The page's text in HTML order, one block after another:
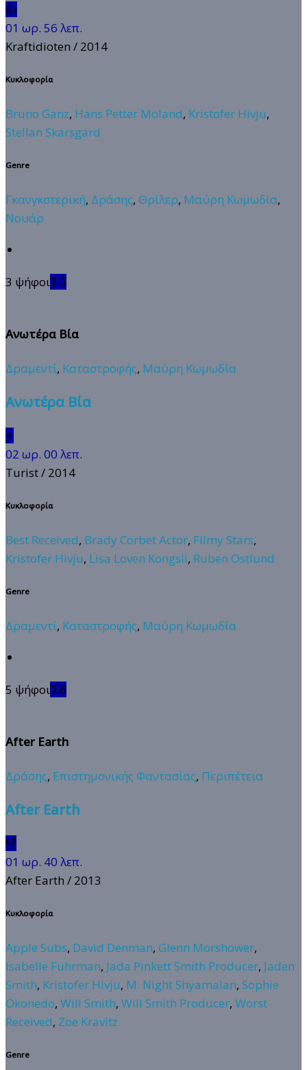
👍
01 ωρ. 56 λεπ.
Kraftidioten / 2014
Κυκλοφορία
Bruno Ganz, Hans Petter Moland, Kristofer Hivju,
Stellan Skarsgard
Genre
Γκανγκστερική, Δράσης, Θρίλερ, Μαύρη Κωμωδία,
Νουάρ
3 ψήφοι3.3
Ανωτέρα Βία
Δραμεντί, Καταστροφής, Μαύρη Κωμωδία
Ανωτέρα Βία
⭐
02 ωρ. 00 λεπ.
Turist/ 2014
Κυκλοφορία
Best Received, Brady Corbet Actor, Filmy Stars,
Kristofer Hivju, Lisa Loven Kongsli, Ruben Ostlund
Genre
Δραμεντί, Καταστροφής, Μαύρη Κωμωδία
5 ψήφοι3.6
After Earth
Δράσης, Επιστημονικής Φαντασίας, Περιπέτεια
After Earth
👎
01 ωρ. 40 λεπ.
After Earth / 2013
Κυκλοφορία
Apple Subs, David Denman, Glenn Morshower,
Isabelle Fuhrman, Jada Pinkett Smith Producer, Jaden
Smith, Kristofer Hivju, M. Night Shyamalan, Sophie
Okonedo, Will Smith, Will Smith Producer, Worst
Received, Zoe Kravitz
Genre